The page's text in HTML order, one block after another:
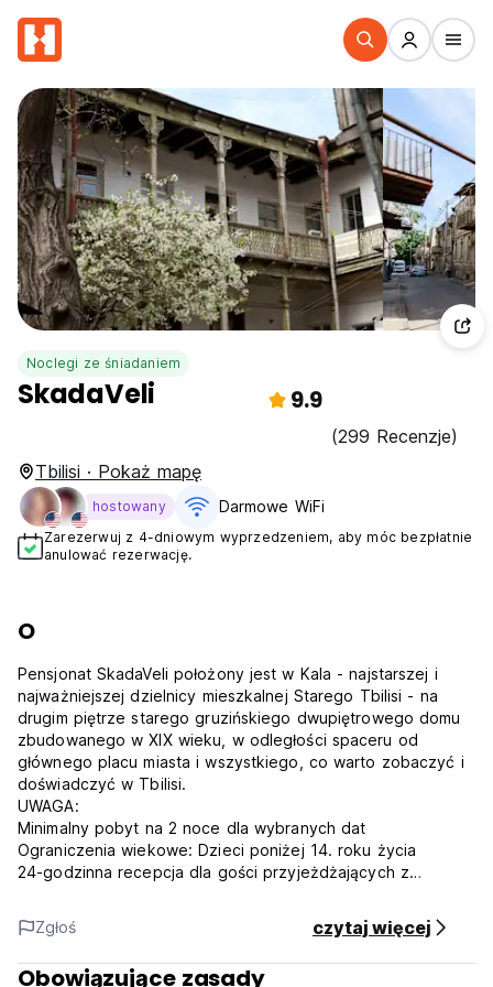
Noclegi ze śniadaniem
SkadaVeli 9.9
(299 Recenzje)
Tbilisi · Pokaż mapę
hostowany Darmowe WiFi
Zarezerwuj z 4-dniowym wyprzedzeniem, aby móc bezpłatnie
anulować rezerwację.
O
Pensjonat SkadaVeli położony jest w Kala - najstarszej i
najważniejszej dzielnicy mieszkalnej Starego Tbilisi - na
drugim piętrze starego gruzińskiego dwupiętrowego domu
zbudowanego w XIX wieku, w odległości spaceru od
głównego placu miasta i wszystkiego, co warto zobaczyć i
doświadczyć w Tbilisi.
UWAGA:
Minimalny pobyt na 2 noce dla wybranych dat
Ograniczenia wiekowe: Dzieci poniżej 14. roku życia
24-godzinna recepcja dla gości przyjeżdżających z
Recepcja od 8:00 rano dla gości przybywających wcześniej
niż podana godzina zameldowania
PRZED REZERWACJĄ NALEŻY UWAŻNIE PRZECZYTAĆ OPIS I
WARUNKI POKOI SkadaVeli!
Zgłoś czytaj więcej
Obowiązujące zasady